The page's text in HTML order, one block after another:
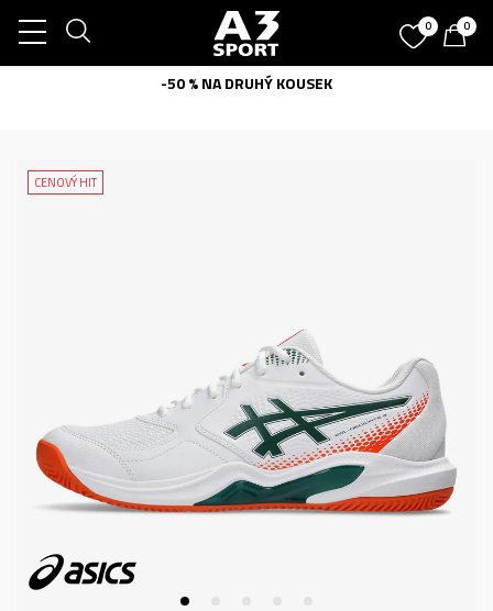
0 0
-50 % NA DRUHÝ KOUSEK
CENOVÝ HIT